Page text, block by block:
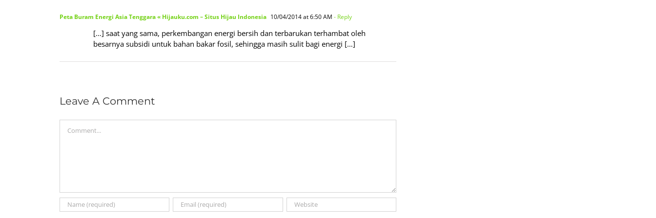
Peta Buram Energi Asia Tenggara « Hijauku.com – Situs Hijau Indonesia 10/04/2014 at 6:50 AM - Reply
[…] saat yang sama, perkembangan energi bersih dan terbarukan terhambat oleh
besarnya subsidi untuk bahan bakar fosil, sehingga masih sulit bagi energi […]
Leave A Comment